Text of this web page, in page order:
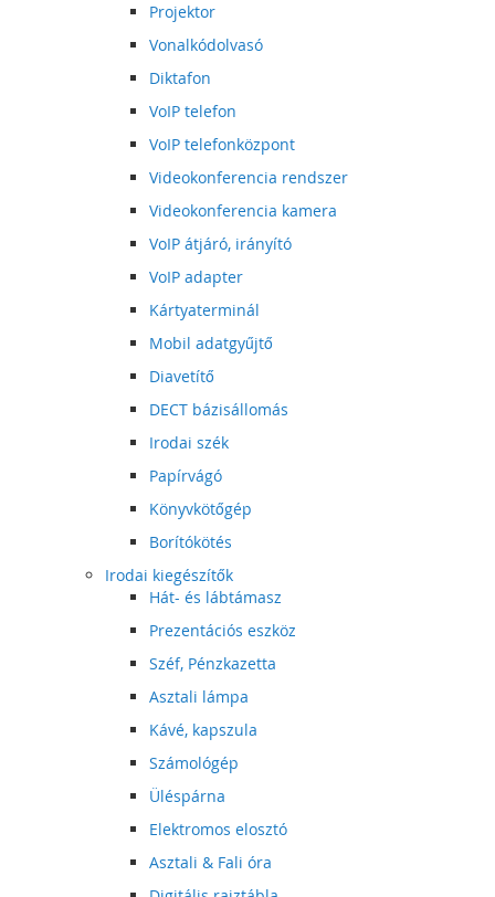
Projektor
Vonalkódolvasó
Diktafon
VoIP telefon
VoIP telefonközpont
Videokonferencia rendszer
Videokonferencia kamera
VoIP átjáró, irányító
VoIP adapter
Kártyaterminál
Mobil adatgyűjtő
Diavetítő
DECT bázisállomás
Irodai szék
Papírvágó
Könyvkötőgép
Borítókötés
Irodai kiegészítők
Hát- és lábtámasz
Prezentációs eszköz
Széf, Pénzkazetta
Asztali lámpa
Kávé, kapszula
Számológép
Üléspárna
Elektromos elosztó
Asztali & Fali óra